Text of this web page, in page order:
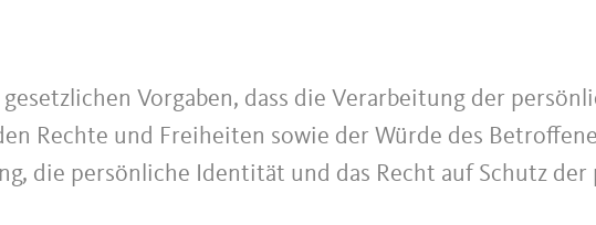
Vorgaben, dass die Verarbeitung der
Rechte und Freiheiten sowie der Würde des
die persönliche Identität und das Recht auf Schutz der